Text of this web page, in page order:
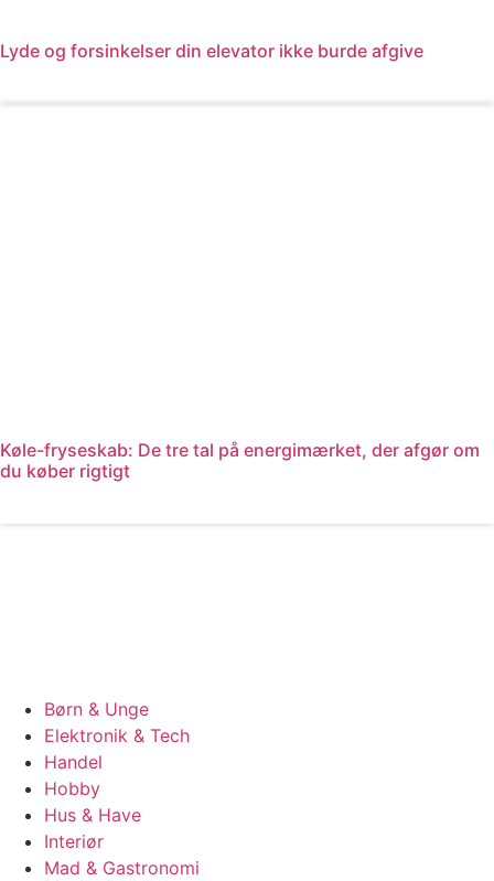
Lyde og forsinkelser din elevator ikke burde afgive
Køle-fryseskab: De tre tal på energimærket, der afgør om
du køber rigtigt
Børn & Unge
Elektronik & Tech
Handel
Hobby
Hus & Have
Interiør
Mad & Gastronomi